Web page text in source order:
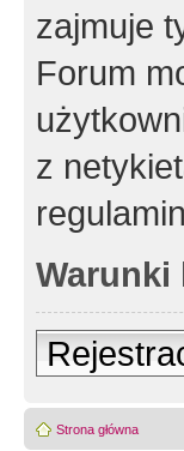
zajmuje
Forum
z
Warunki
Strona główna